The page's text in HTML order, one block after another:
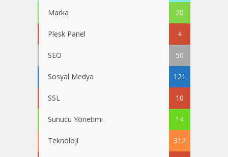
Marka 20
Plesk Panel 4
SEO 50
Sosyal Medya 121
SSL 10
Sunucu Yönetimi 14
Teknoloji 312